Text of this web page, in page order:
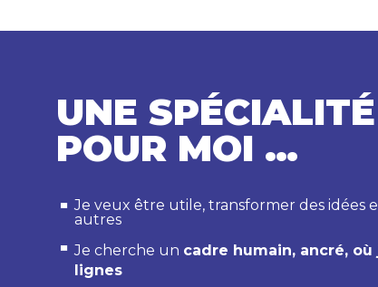
UNE
POUR MOI …
Je veux être utile, transformer des idées
autres
Je cherche un cadre humain, ancré,
lignes